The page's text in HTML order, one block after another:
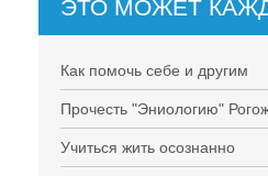
ЭТО МОЖЕТ
Как помочь себе и другим
Прочесть "Эниологию"
Учиться жить осознанно